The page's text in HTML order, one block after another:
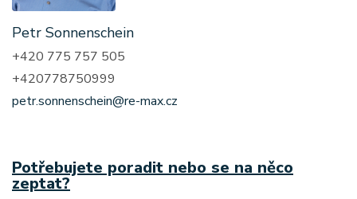
Petr Sonnenschein
+420 775 757 505
+420778750999
petr.sonnenschein@re-max.cz
Potřebujete poradit nebo se na něco
zeptat?